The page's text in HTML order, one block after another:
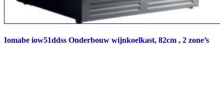
Iomabe iow51ddss Onderbouw wijnkoelkast, 82cm , 2 zone’s